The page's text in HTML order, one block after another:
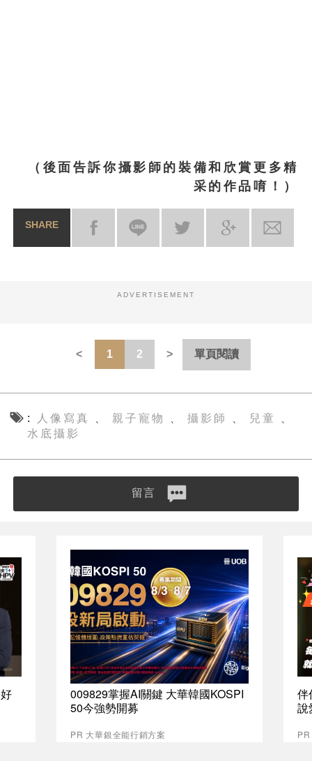
（後面告訴你攝影師的裝備和欣賞更多精
采的作品唷！）
SHARE
ADVERTISEMENT
1 2 單頁閱讀
人像寫真 、 親子寵物 、 攝影師 、 兒童 、
水底攝影
留言
009829掌握AI關鍵 大華韓國KOSPI
50今強勢開募
PR 大華銀全能行銷方案
伴
說